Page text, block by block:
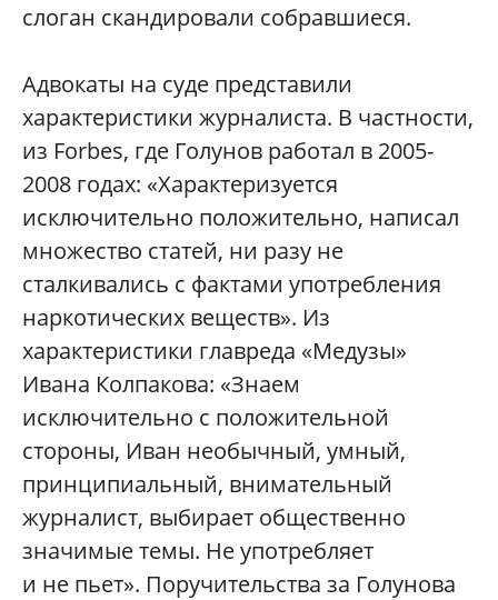
слоган скандировали собравшиеся.
Адвокаты на суде представили
характеристики журналиста. В частности,
из Forbes, где Голунов работал в 2005-
2008 годах: «Характеризуется
исключительно положительно, написал
множество статей, ни разу не
сталкивались с фактами употребления
наркотических веществ». Из
характеристики главреда «Медузы»
Ивана Колпакова: «Знаем
исключительно с положительной
стороны, Иван необычный, умный,
принципиальный, внимательный
журналист, выбирает общественно
значимые темы. Не употребляет
и не пьет». Поручительства за Голунова